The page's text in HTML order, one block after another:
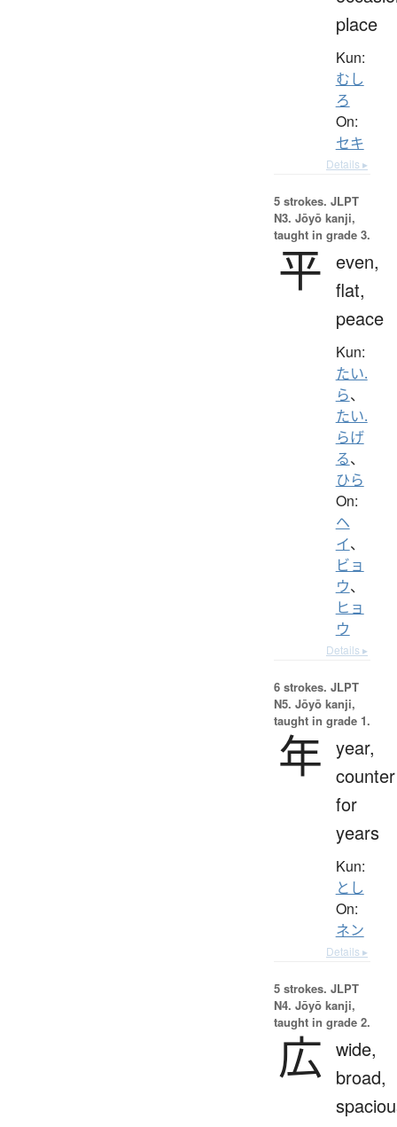
place
Kun:
むし
ろ
On:
セキ
Details ▸
5 strokes. JLPT
N3. Jōyō kanji,
taught in grade 3.
平 even,
flat,
peace
Kun:
たい.
ら、
たい.
らげ
る、
ひら
On:
ヘ
イ、
ビョ
ウ、
ヒョ
ウ
Details ▸
6 strokes. JLPT
N5. Jōyō kanji,
taught in grade 1.
年 year,
counter
for
years
Kun:
とし
On:
ネン
Details ▸
5 strokes. JLPT
N4. Jōyō kanji,
taught in grade 2.
広 wide,
broad,